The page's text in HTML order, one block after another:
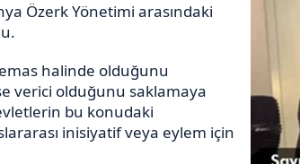
Özerk Yönetimi arasındaki
halinde olduğunu
verici olduğunu saklamaya
bu konudaki
inisiyatif veya eylem için